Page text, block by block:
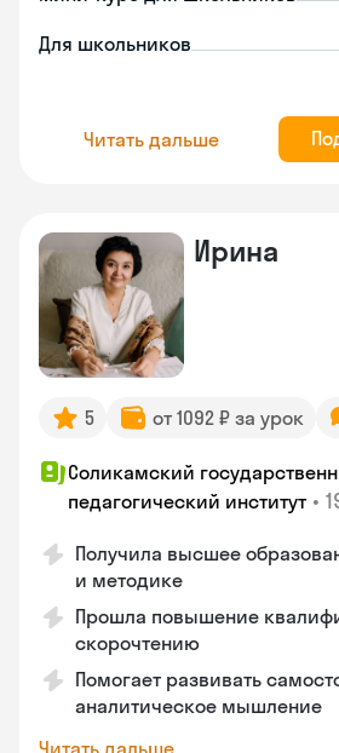
Для школьников
Читать дальше
Ирина
5 от 1092 ₽ за урок
Соликамский
педагогический институт •
Получила высшее
и методике
Прошла повышение
скорочтению
Помогает развивать
аналитическое мышление
Читать дальше